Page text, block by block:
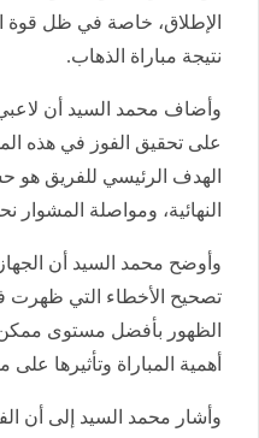
الإطلاق، خاصة في ظل قوة
نتيجة مباراة الذهاب.
وأضاف محمد السيد أن لاعبي
على تحقيق الفوز في هذه
الهدف الرئيسي للفريق هو
النهائية، ومواصلة المشوار
وأوضح محمد السيد أن
تصحيح الأخطاء التي ظهرت
الظهور بأفضل مستوى
أهمية المباراة وتأثيرها
وأشار محمد السيد إلى أن